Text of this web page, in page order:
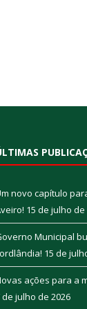
novo capítulo
15 de julho de
Municipal
15 de
ações para a
de julho de 2026